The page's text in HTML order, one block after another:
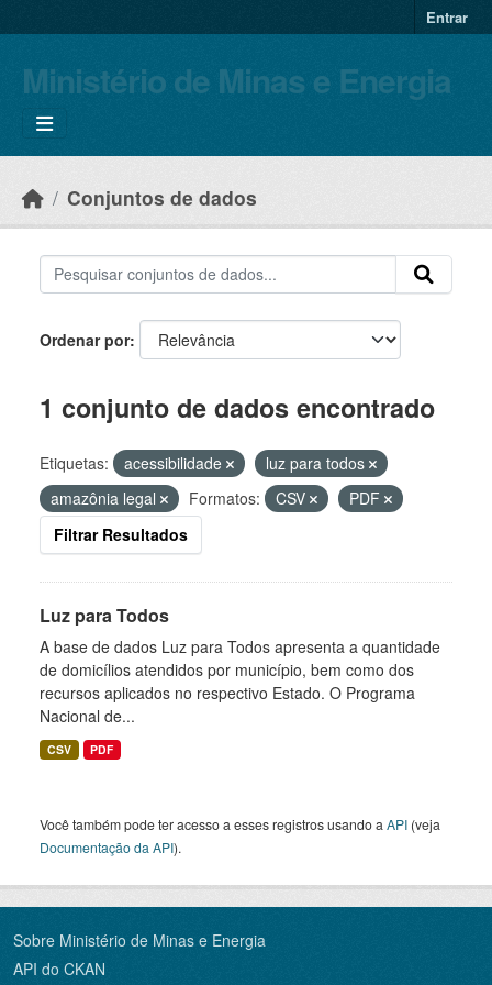
Entrar
Ministério de Minas e Energia
Conjuntos de dados
Ordenar por
1 conjunto de dados encontrado
Etiquetas: acessibilidade
luz para todos
amazônia legal
Formatos: CSV
PDF
Filtrar Resultados
Luz para Todos
A base de dados Luz para Todos apresenta a quantidade
de domicílios atendidos por município, bem como dos
recursos aplicados no respectivo Estado. O Programa
Nacional de...
CSV PDF
Você também pode ter acesso a esses registros usando a API (veja
Documentação da API).
Sobre Ministério de Minas e Energia
API do CKAN